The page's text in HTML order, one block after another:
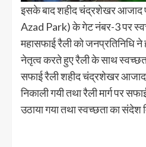
इसके बाद शहीद चंद्रशेखर आजाद
Azad Park) के गेट नंबर-3 पर
महासफाई रैली को जनप्रतिनिधि ने
नेतृत्व करते हुए रैली के साथ
सफाई रैली शहीद चंद्रशेखर
निकाली गयी तथा रैली मार्ग पर
उठाया गया तथा स्वच्छता का संदेश